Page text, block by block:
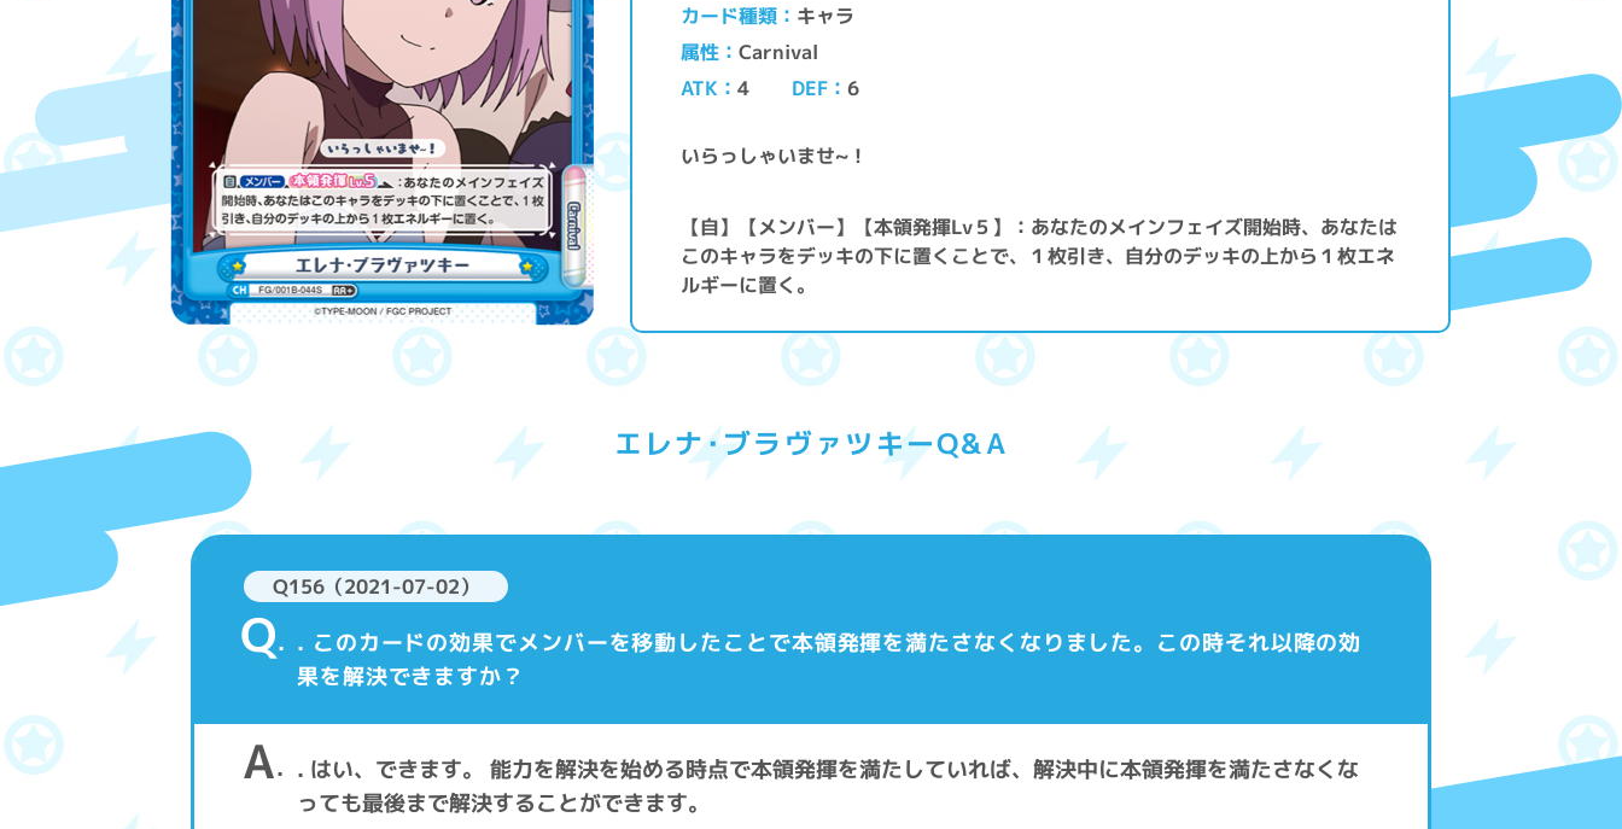
カード種類 キャラ
属性 Carnival
ATK 4 DEF 6
いらっしゃいませ~！
【自】【メンバー】【本領発揮Lv５】：あなたのメインフェイズ開始時、あなたは
このキャラをデッキの下に置くことで、１枚引き、自分のデッキの上から１枚エネ
ルギーに置く。
エレナ･ブラヴァツキーQ&A
Q156（2021-07-02）
Q . このカードの効果でメンバーを移動したことで本領発揮を満たさなくなりました。この時それ以降の効
果を解決できますか？
A . はい、できます。 能力を解決を始める時点で本領発揮を満たしていれば、解決中に本領発揮を満たさなくな
っても最後まで解決することができます。